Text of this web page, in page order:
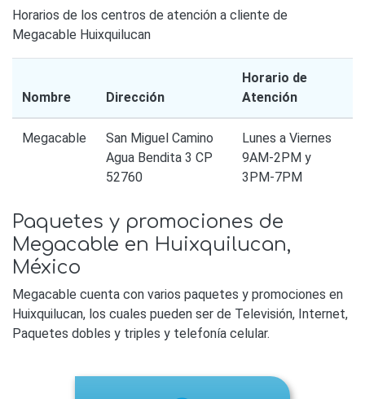
Horarios de los centros de atención a cliente de
Megacable Huixquilucan
Nombre Dirección
Horario de
Atención
Megacable
San Miguel Camino
Agua Bendita 3 CP
52760
Lunes a Viernes
9AM-2PM y
3PM-7PM
Paquetes y promociones de
Megacable en Huixquilucan,
México
Megacable cuenta con varios paquetes y promociones en
Huixquilucan, los cuales pueden ser de Televisión, Internet,
Paquetes dobles y triples y telefonía celular.